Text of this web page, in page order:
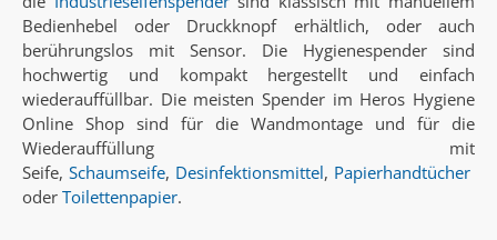
Bedienhebel oder Druckknopf erhältlich, oder auch
berührungslos mit Sensor. Die Hygienespender sind
hochwertig und kompakt hergestellt und einfach
wiederauffüllbar. Die meisten Spender im Heros Hygiene
Online Shop sind für die Wandmontage und für die
Wiederauffüllung mit
Seife, Schaumseife, Desinfektionsmittel, Papierhandtücher
oder Toilettenpapier.